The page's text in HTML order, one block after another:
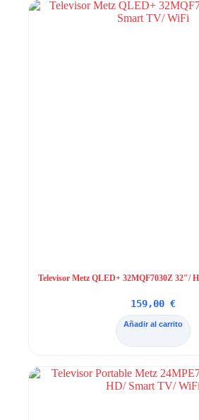
Televisor Metz QLED+ 32MQF7030Z 32″/
159,00€
Añadir al carrito